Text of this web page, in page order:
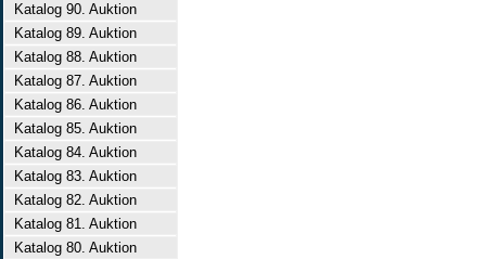
Katalog 90. Auktion
Katalog 89. Auktion
Katalog 88. Auktion
Katalog 87. Auktion
Katalog 86. Auktion
Katalog 85. Auktion
Katalog 84. Auktion
Katalog 83. Auktion
Katalog 82. Auktion
Katalog 81. Auktion
Katalog 80. Auktion